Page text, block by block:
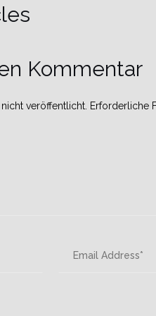
Kommentar
veröffentlicht. Erforderliche